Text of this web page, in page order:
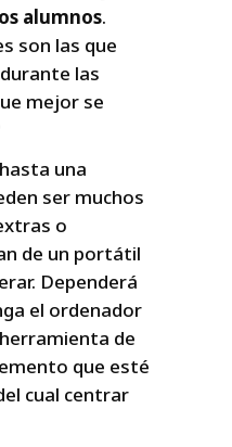
alumnos.
son las que
las
mejor se
una
ser muchos
o
de un portátil
Dependerá
el ordenador
de
que esté
cual centrar